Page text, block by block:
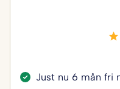
Just nu 6 mån fri